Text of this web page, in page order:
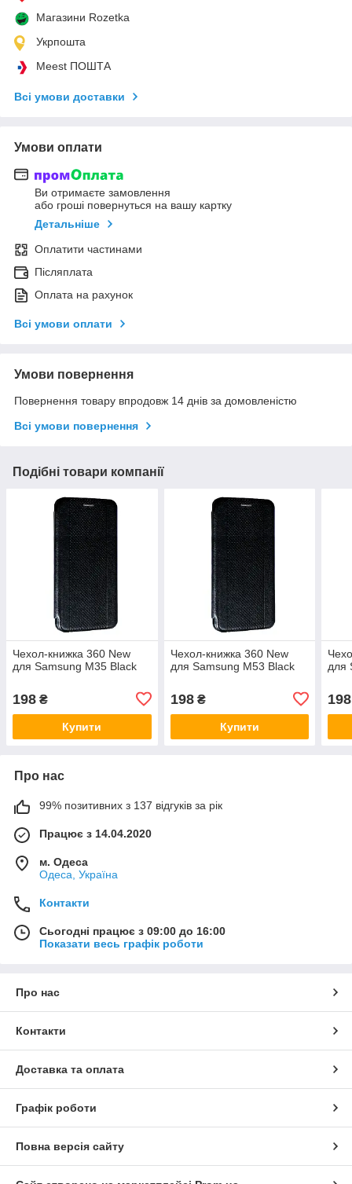
Магазини Rozetka
Укрпошта
Meest ПОШТА
Всі умови доставки
Умови оплати
Ви отримаєте замовлення
або гроші повернуться на вашу картку
Детальніше
Оплатити частинами
Післяплата
Оплата на рахунок
Всі умови оплати
Умови повернення
Повернення товару впродовж 14 днів за домовленістю
Всі умови повернення
Подібні товари компанії
Чехол-книжка 360 New
для Samsung M35 Black
198 ₴
Купити
Чехол-книжка 360 New
для Samsung M53 Black
198₴
Купити
для
198
Про нас
99% позитивних з 137 відгуків за рік
Працює з 14.04.2020
м. Одеса
Одеса, Україна
Контакти
Сьогодні працює з 09:00 до 16:00
Показати весь графік роботи
Про нас
Контакти
Доставка та оплата
Графік роботи
Повна версія сайту